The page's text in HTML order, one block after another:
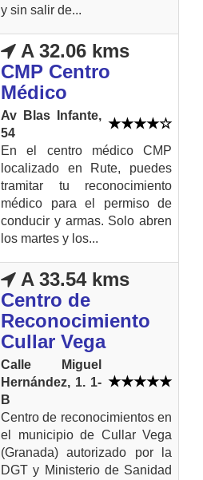
y sin salir de...
A 32.06 kms
CMP Centro
Médico
Av Blas Infante,
54
En el centro médico CMP
localizado en Rute, puedes
tramitar tu reconocimiento
médico para el permiso de
conducir y armas. Solo abren
los martes y los...
A 33.54 kms
Centro de
Reconocimiento
Cullar Vega
Calle Miguel
Hernández, 1. 1-
B
Centro de reconocimientos en
el municipio de Cullar Vega
(Granada) autorizado por la
DGT y Ministerio de Sanidad